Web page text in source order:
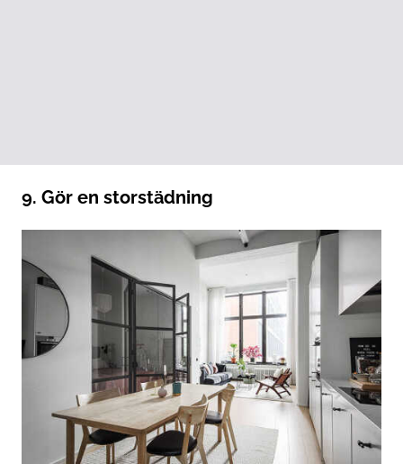
9. Gör en storstädning